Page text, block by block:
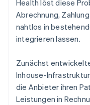
Health löst diese
Abrechnung,
nahtlos in
integrieren lassen.
Zunächst
Inhouse-
die Anbieter ihren
Leistungen in